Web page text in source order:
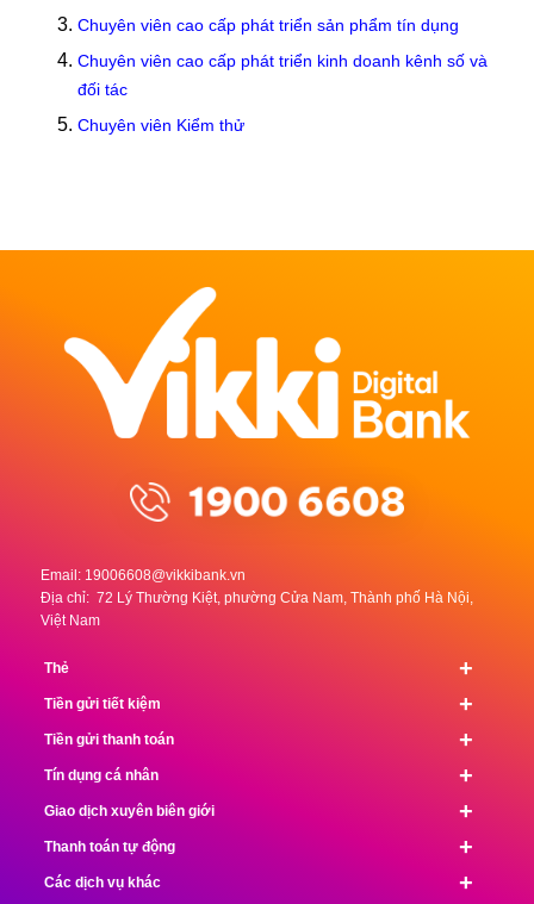
Chuyên viên cao cấp phát triển sản phẩm tín dụng
Chuyên viên cao cấp phát triển kinh doanh kênh số và
đối tác
Chuyên viên Kiểm thử
Email: 19006608@vikkibank.vn
Địa chỉ: 72 Lý Thường Kiệt, phường Cửa Nam, Thành phố Hà Nội,
Việt Nam
+
Thẻ
+
Tiền gửi tiết kiệm
+
Tiền gửi thanh toán
+
Tín dụng cá nhân
+
Giao dịch xuyên biên giới
+
Thanh toán tự động
+
Các dịch vụ khác